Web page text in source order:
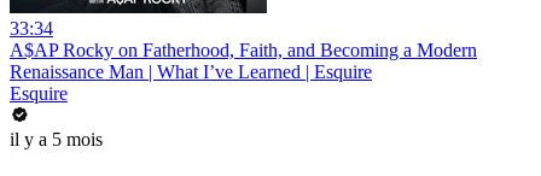
33:34
A$AP Rocky on Fatherhood, Faith, and Becoming a Modern
Renaissance Man | What I’ve Learned | Esquire
Esquire
il y a 5 mois